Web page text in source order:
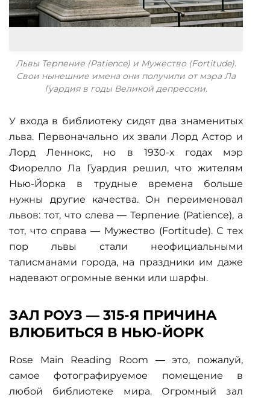
Львы Терпение (Patience) и Мужество (Fortitude).
Свои нынешние имена они получили от мэра Ла
Гуардия в годы Великой депрессии.
У входа в библиотеку сидят два знаменитых
льва. Первоначально их звали Лорд Астор и
Лорд Леннокс, но в 1930-х годах мэр
Фиорелло Ла Гуардия решил, что жителям
Нью-Йорка в трудные времена больше
нужны другие качества. Он переименовал
львов: тот, что слева — Терпение (Patience), а
тот, что справа — Мужество (Fortitude). С тех
пор львы стали неофициальными
талисманами города, на праздники им даже
надевают огромные венки или шарфы.
ЗАЛ РОУЗ — 315-Я ПРИЧИНА
ВЛЮБИТЬСЯ В НЬЮ-ЙОРК
Rose Main Reading Room — это, пожалуй,
самое фотографируемое помещение в
любой библиотеке мира. Огромный зал